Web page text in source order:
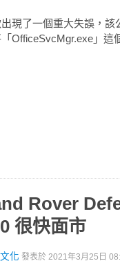
現了一個重大失誤，該
OfficeSvcMgr.exe」這
Rover
很快面市
化 發表於 2021年3月25日